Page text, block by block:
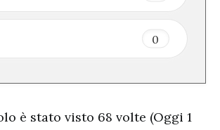
0
è stato visto 68 volte (Oggi 1